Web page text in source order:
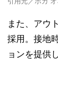
また、アウ
採用。接地
ョンを提供